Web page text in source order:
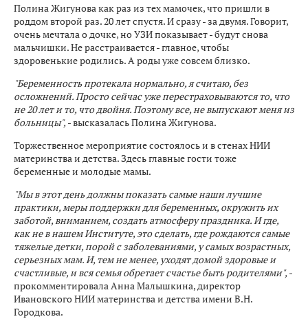
Полина Жигунова как раз из тех мамочек, что пришли в
роддом второй раз. 20 лет спустя. И сразу - за двумя. Говорит,
очень мечтала о дочке, но УЗИ показывает - будут снова
мальчишки. Не расстраивается - главное, чтобы
здоровенькие родились. А роды уже совсем близко.
"Беременность протекала нормально, я считаю, без
осложнений. Просто сейчас уже перестраховываются то, что
не 20 лет и то, что двойня. Поэтому все, не выпускают меня из
больницы", - высказалась Полина Жигунова.
Торжественное мероприятие состоялось и в стенах НИИ
материнства и детства. Здесь главные гости тоже
беременные и молодые мамы.
"Мы в этот день должны показать самые наши лучшие
практики, меры поддержки для беременных, окружить их
заботой, вниманием, создать атмосферу праздника. И где,
как не в нашем Институте, это сделать, где рождаются самые
тяжелые детки, порой с заболеваниями, у самых возрастных,
серьезных мам. И, тем не менее, уходят домой здоровые и
счастливые, и вся семья обретает счастье быть родителями", -
прокомментировала Анна Малышкина, директор
Ивановского НИИ материнства и детства имени В.Н.
Городкова.